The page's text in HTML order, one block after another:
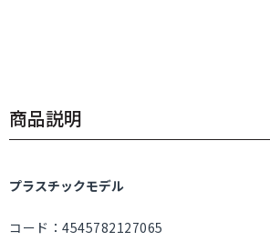
商品説明
プラスチックモデル
コード：4545782127065